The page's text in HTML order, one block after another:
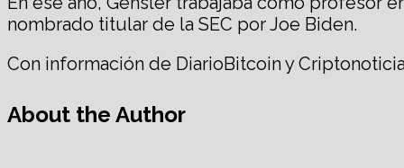
nombrado titular de la SEC por Joe Biden.
Con información de DiarioBitcoin y
About the Author